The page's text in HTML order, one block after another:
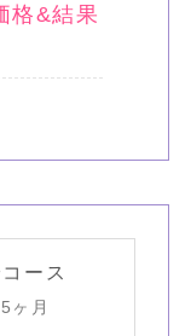
格&結果
ース
ヶ月